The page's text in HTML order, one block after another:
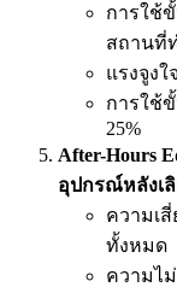
การใช้
สถานที่
แรงจูง
การใช้
25%
After-Hours
อุปกรณ์หลังเ
ความเ
ทั้งหมด
ความไ